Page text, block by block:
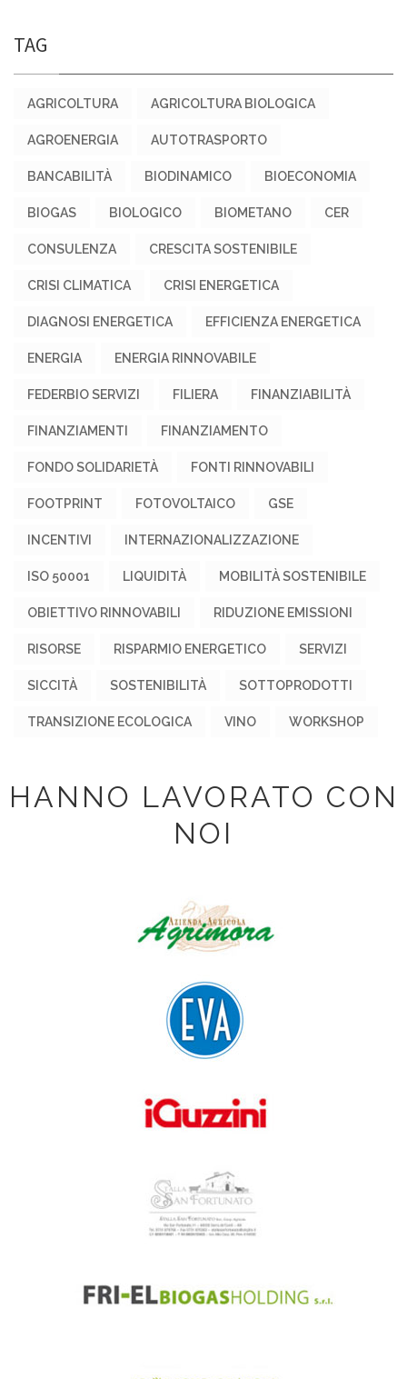
TAG
AGRICOLTURA AGRICOLTURA BIOLOGICA
AGROENERGIA AUTOTRASPORTO
BANCABILITÀ BIODINAMICO BIOECONOMIA
BIOGAS BIOLOGICO BIOMETANO CER
CONSULENZA CRESCITA SOSTENIBILE
CRISI CLIMATICA CRISI ENERGETICA
DIAGNOSI ENERGETICA EFFICIENZA ENERGETICA
ENERGIA ENERGIA RINNOVABILE
FEDERBIO SERVIZI FILIERA FINANZIABILITÀ
FINANZIAMENTI FINANZIAMENTO
FONDO SOLIDARIETÀ FONTI RINNOVABILI
FOOTPRINT FOTOVOLTAICO GSE
INCENTIVI INTERNAZIONALIZZAZIONE
ISO 50001 LIQUIDITÀ MOBILITÀ SOSTENIBILE
OBIETTIVO RINNOVABILI RIDUZIONE EMISSIONI
RISORSE RISPARMIO ENERGETICO SERVIZI
SICCITÀ SOSTENIBILITÀ SOTTOPRODOTTI
TRANSIZIONE ECOLOGICA VINO WORKSHOP
HANNO LAVORATO CON
NOI